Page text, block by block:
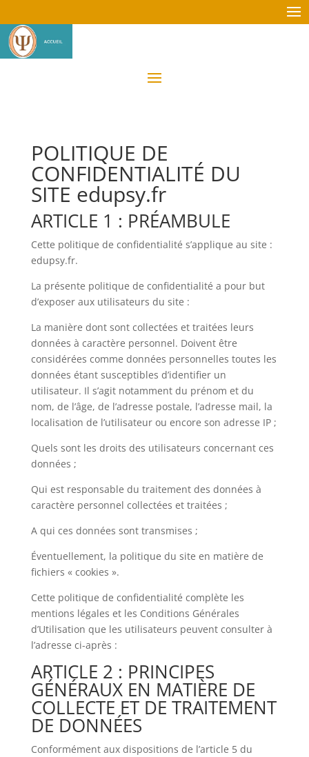
POLITIQUE DE
CONFIDENTIALITÉ DU
SITE edupsy.fr
ARTICLE 1 : PRÉAMBULE
Cette politique de confidentialité s’applique au site :
edupsy.fr.
La présente politique de confidentialité a pour but
d’exposer aux utilisateurs du site :
La manière dont sont collectées et traitées leurs
données à caractère personnel. Doivent être
considérées comme données personnelles toutes les
données étant susceptibles d’identifier un
utilisateur. Il s’agit notamment du prénom et du
nom, de l’âge, de l’adresse postale, l’adresse mail, la
localisation de l’utilisateur ou encore son adresse IP ;
Quels sont les droits des utilisateurs concernant ces
données ;
Qui est responsable du traitement des données à
caractère personnel collectées et traitées ;
A qui ces données sont transmises ;
Éventuellement, la politique du site en matière de
fichiers « cookies ».
Cette politique de confidentialité complète les
mentions légales et les Conditions Générales
d’Utilisation que les utilisateurs peuvent consulter à
l’adresse ci-après :
ARTICLE 2 : PRINCIPES
GÉNÉRAUX EN MATIÈRE DE
COLLECTE ET DE TRAITEMENT
DE DONNÉES
Conformément aux dispositions de l’article 5 du